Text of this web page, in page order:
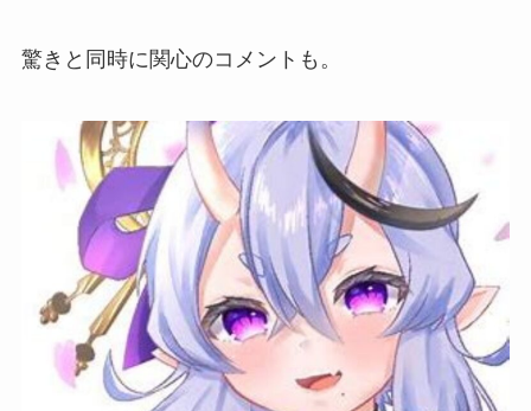
驚きと同時に関心のコメントも。